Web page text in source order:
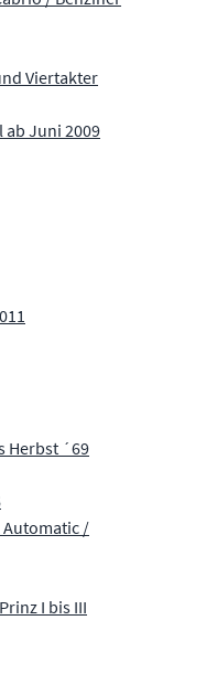
Viertakter
ab Juni 2009
Herbst ´69
Automatic /
I bis III